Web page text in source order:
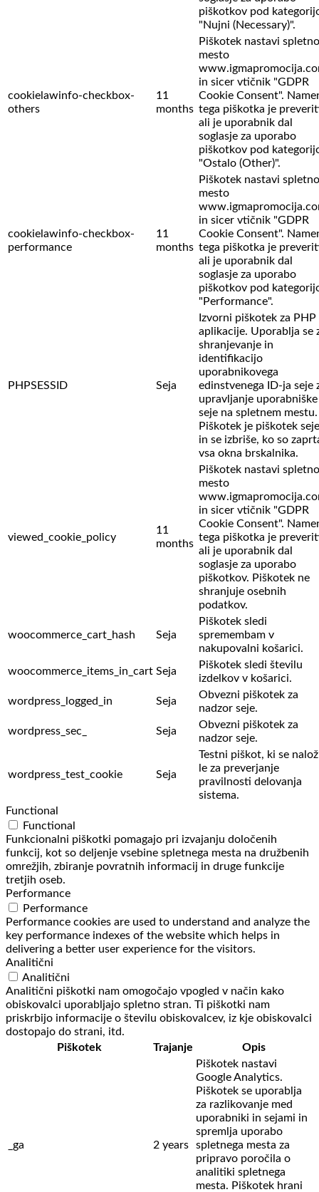
piškotkov pod
"Nujni (Necessary)".
cookielawinfo-checkbox-
others
11
months
Piškotek nastavi spletno
mesto
in sicer vtičnik "GDPR
Cookie Consent".
tega piškotka je
ali je uporabnik dal
soglasje za uporabo
piškotkov pod
"Ostalo (Other)".
cookielawinfo-checkbox-
performance
11
months
Piškotek nastavi spletno
mesto
in sicer vtičnik "GDPR
Cookie Consent".
tega piškotka je
ali je uporabnik dal
soglasje za uporabo
piškotkov pod
"Performance".
PHPSESSID Seja
Izvorni piškotek za PHP
aplikacije. Uporablja se
shranjevanje in
identifikacijo
uporabnikovega
edinstvenega ID-ja seje
upravljanje uporabniške
seje na spletnem mestu.
Piškotek je piškotek seje
in se izbriše, ko so
vsa okna brskalnika.
viewed_cookie_policy
11
months
Piškotek nastavi spletno
mesto
in sicer vtičnik "GDPR
Cookie Consent".
tega piškotka je
ali je uporabnik dal
soglasje za uporabo
piškotkov. Piškotek ne
shranjuje osebnih
podatkov.
woocommerce_cart_hash Seja
Piškotek sledi
spremembam v
nakupovalni košarici.
woocommerce_items_in_cart Seja
Piškotek sledi številu
izdelkov v košarici.
wordpress_logged_in
Seja
Obvezni piškotek za
nadzor seje.
wordpress_sec_
Seja
Obvezni piškotek za
nadzor seje.
wordpress_test_cookie Seja
Testni piškot, ki se
le za preverjanje
pravilnosti delovanja
sistema.
Functional
Functional
Funkcionalni piškotki pomagajo pri izvajanju določenih
funkcij, kot so deljenje vsebine spletnega mesta na družbenih
omrežjih, zbiranje povratnih informacij in druge funkcije
tretjih oseb.
Performance
Performance
Performance cookies are used to understand and analyze the
key performance indexes of the website which helps in
delivering a better user experience for the visitors.
Analitični
Analitični
Analitični piškotki nam omogočajo vpogled v način kako
obiskovalci uporabljajo spletno stran. Ti piškotki nam
priskrbijo informacije o številu obiskovalcev, iz kje obiskovalci
dostopajo do strani, itd.
Piškotek
Trajanje Opis
_ga 2 years
Piškotek nastavi
Google Analytics.
Piškotek se uporablja
za razlikovanje med
uporabniki in sejami in
spremlja uporabo
spletnega mesta za
pripravo poročila o
analitiki spletnega
mesta. Piškotek hrani